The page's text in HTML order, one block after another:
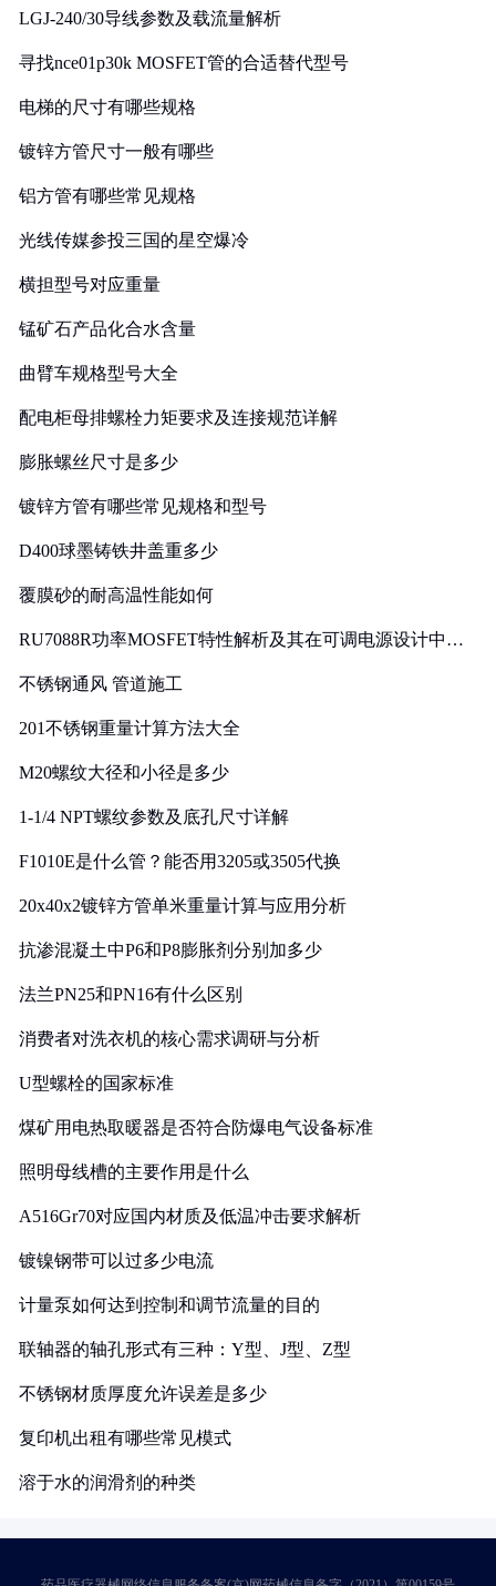
LGJ-240/30导线参数及载流量解析
寻找nce01p30k MOSFET管的合适替代型号
电梯的尺寸有哪些规格
镀锌方管尺寸一般有哪些
铝方管有哪些常见规格
光线传媒参投三国的星空爆冷
横担型号对应重量
锰矿石产品化合水含量
曲臂车规格型号大全
配电柜母排螺栓力矩要求及连接规范详解
膨胀螺丝尺寸是多少
镀锌方管有哪些常见规格和型号
D400球墨铸铁井盖重多少
覆膜砂的耐高温性能如何
RU7088R功率MOSFET特性解析及其在可调电源设计中的
不锈钢通风 管道施工
201不锈钢重量计算方法大全
M20螺纹大径和小径是多少
1-1/4 NPT螺纹参数及底孔尺寸详解
F1010E是什么管？能否用3205或3505代换
20x40x2镀锌方管单米重量计算与应用分析
抗渗混凝土中P6和P8膨胀剂分别加多少
法兰PN25和PN16有什么区别
消费者对洗衣机的核心需求调研与分析
U型螺栓的国家标准
煤矿用电热取暖器是否符合防爆电气设备标准
照明母线槽的主要作用是什么
A516Gr70对应国内材质及低温冲击要求解析
镀镍钢带可以过多少电流
计量泵如何达到控制和调节流量的目的
联轴器的轴孔形式有三种：Y型、J型、Z型
不锈钢材质厚度允许误差是多少
复印机出租有哪些常见模式
溶于水的润滑剂的种类